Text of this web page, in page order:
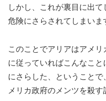
しかし、これが裏目に出
危険にさらされてしまいま
このことでアリアはアメ
に従っていればこんなこ
にさらした、ということ
メリカ政府のメンツを殺す